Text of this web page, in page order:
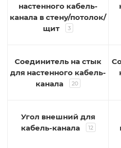
настенного кабель-
канала в стену/потолок/
щит
3
Соединитель на стык
для настенного кабель-
канала
20
Угол внешний для
кабель-канала
12